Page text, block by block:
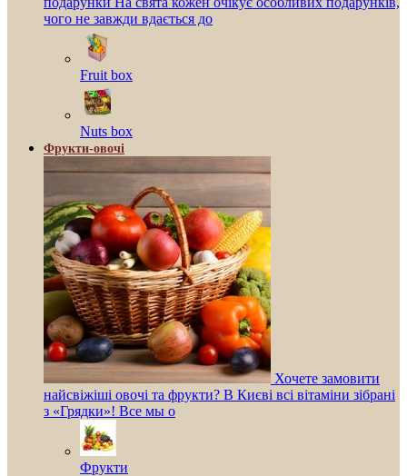
чого не завжди вдається до
Fruit box
Nuts box
Фрукти-овочі
Хочете замовити
найсвіжіші овочі та фрукти? В Києві всі вітаміни зібрані
з «Грядки»! Все мы о
Фрукти